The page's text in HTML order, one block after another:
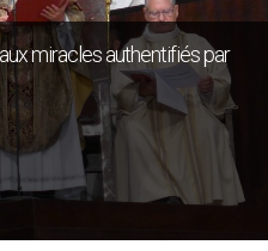
miracles authentifiés par